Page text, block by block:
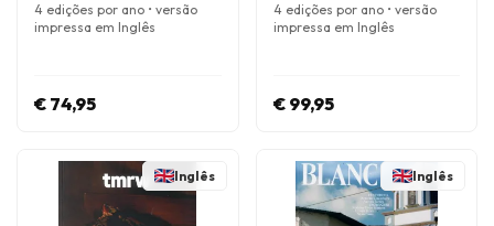
4 edições por ano • versão
impressa em Inglês
€ 74,95
4 edições por ano • versão
impressa em Inglês
€ 99,95
Inglês Inglês